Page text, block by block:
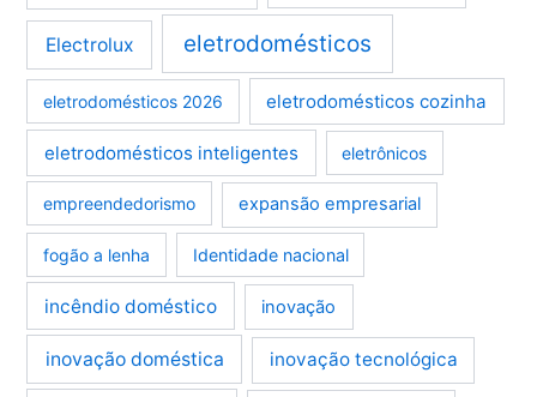
Electrolux eletrodomésticos
eletrodomésticos 2026 eletrodomésticos cozinha
eletrodomésticos inteligentes eletrônicos
empreendedorismo expansão empresarial
fogão a lenha Identidade nacional
incêndio doméstico inovação
inovação doméstica inovação tecnológica